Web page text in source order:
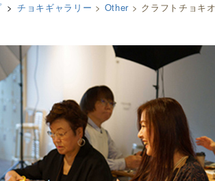
チョキギャラリー > Other > クラフトチョキ